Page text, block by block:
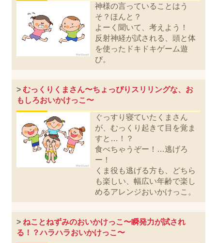
神様の言っていることはう
そ？ほんと？
よーく聞いて、考えよう！
反射神経が試される、頭と体
を使ったドキドキゲーム遊
び。
> むっくりくまさん〜ちょっぴりスリリングな、お
もしろおいかけっこ〜
ぐっすり寝ていたくまさん
が、むっくり起きて目を覚ま
すと…！？
食べちゃうぞー！…逃げろ
ー！
くま役も逃げる方も、どちら
も楽しい、幅広い年齢で楽し
めるアレンジおいかけっこ。
> ねことねずみのおいかけっこ〜瞬発力が試され
る！？ハラハラおいかけっこ〜